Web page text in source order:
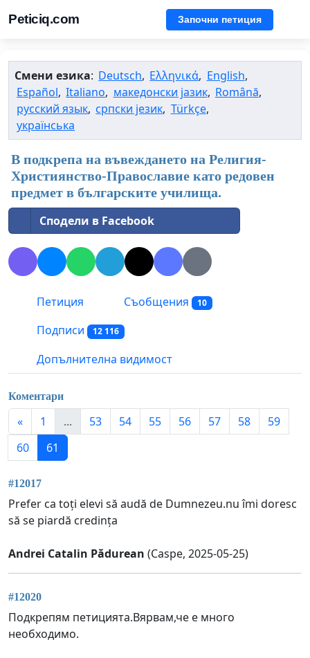
Peticiq.com Започни петиция
Смени езика: Deutsch, Ελληνικά, English,
Español, Italiano, македонски јазик, Română,
русский язык, српски језик, Türkçe,
українська
В подкрепа на въвеждането на Религия-
Християнство-Православие като редовен
предмет в българските училища.
Сподели в Facebook
Петиция Съобщения 10
Подписи 12 116
Допълнителна видимост
Коментари
« 1 ... 53 54 55 56 57 58
59
60
61
#12017
Prefer ca toți elevi să audă de Dumnezeu.nu îmi doresc
să se piardă credința
Andrei Catalin Pădurean (Caspe, 2025-05-25)
#12020
Подкрепям петицията.Вярвам,че е много
необходимо.